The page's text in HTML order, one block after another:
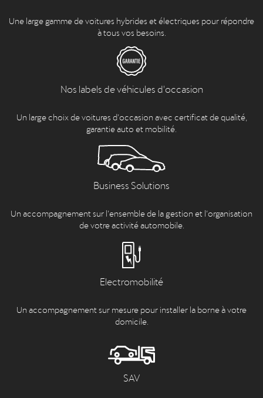
Une large gamme de voitures hybrides et électriques pour répondre
à tous vos besoins.
Nos labels de véhicules d'occasion
Un large choix de voitures d’occasion avec certificat de qualité,
garantie auto et mobilité.
Business Solutions
Un accompagnement sur l’ensemble de la gestion et l’organisation
de votre activité automobile.
Electromobilité
Un accompagnement sur mesure pour installer la borne à votre
domicile.
SAV